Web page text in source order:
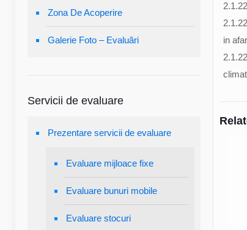
in
Zona De Acoperire
Galerie Foto – Evaluări
Servicii de evaluare
Prezentare servicii de evaluare
Evaluare mijloace fixe
Evaluare bunuri mobile
Evaluare stocuri